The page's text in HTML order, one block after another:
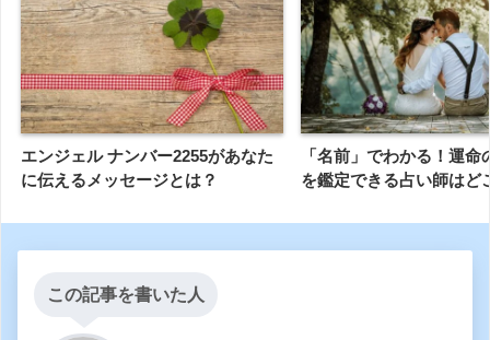
エンジェル ナンバー2255があなた
に伝えるメッセージとは？
「名前」でわかる！運命
を鑑定できる占い師はど
この記事を書いた人